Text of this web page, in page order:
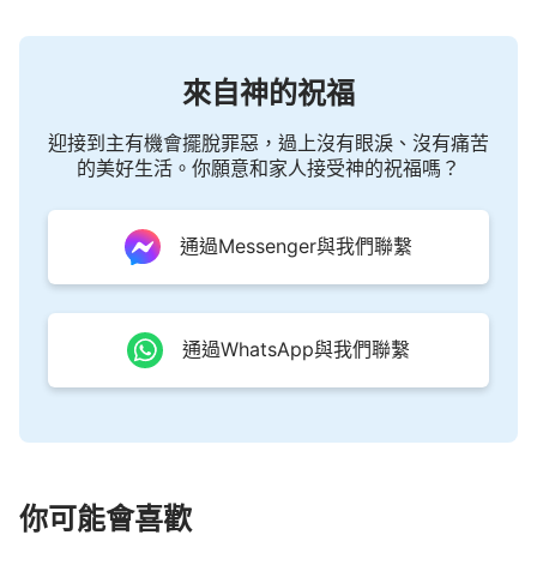
來自神的祝福
迎接到主有機會擺脫罪惡，過上沒有眼淚、沒有痛苦
的美好生活。你願意和家人接受神的祝福嗎？
通過Messenger與我們聯繫
通過WhatsApp與我們聯繫
你可能會喜歡